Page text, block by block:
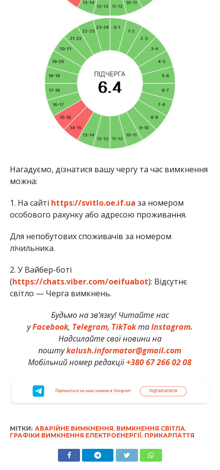
Нагадуємо, дізнатися вашу чергу та час вимкнення
можна:
1. На сайті https://svitlo.oe.if.ua за номером
особового рахунку або адресою проживання.
Для непобутових споживачів за номером
лічильника.
2. У Вайбер-боті
(https://chats.viber.com/oeifuabot): Відсутнє
світло — Черга вимкнень.
Будьмо на зв’язку! Читайте нас
уFacebook, Telegram, TikTokтаInstagram.
Надсилайте свої новини на
поштуkalush.informator@gmail.com
Мобільний номер редакції+380 67 266 02 08
МІТКИ: АВАРІЙНЕ ВИМКНЕННЯ, ВИМКНЕННЯ СВІТЛА,
ГРАФІКИ ВИМКНЕННЯ ЕЛЕКТРОЕНЕРГІЇ, ПРИКАРПАТТЯ